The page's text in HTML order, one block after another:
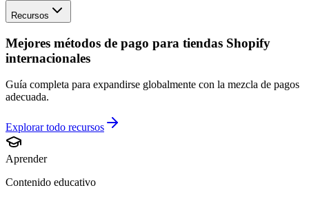
Recursos
Mejores métodos de pago para tiendas Shopify
internacionales
Guía completa para expandirse globalmente con la mezcla de pagos
adecuada.
Explorar todo recursos
Aprender
Contenido educativo